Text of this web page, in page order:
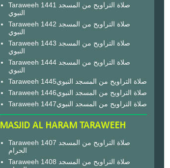
Taraweeh 1441 صلاة التراويح من المسجد
النبوي
Taraweeh 1442 صلاة التراويح من المسجد
النبوي
Taraweeh 1443 صلاة التراويح من المسجد
النبوي
Taraweeh 1444 صلاة التراويح من المسجد
النبوي
Taraweeh 1445صلاة التراويح من المسجد النبوي
Taraweeh 1446صلاة التراويح من المسجد النبوي
Taraweeh 1447صلاة التراويح من المسجد النبوي
MASJID AL HARAM TARAWEEH
Taraweeh 1407 صلاة التراويح من المسجد
الحرام
Taraweeh 1408 صلاة التراويح من المسجد